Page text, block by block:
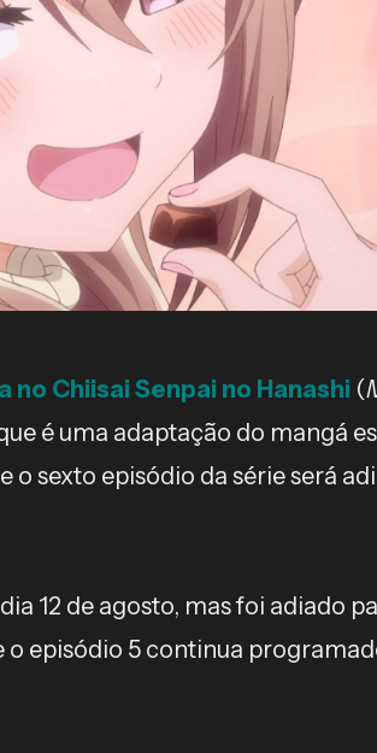
no Chiisai Senpai no Hanashi (
é uma adaptação do mangá
o sexto episódio da série será
12 de agosto, mas foi adiado
o episódio 5 continua